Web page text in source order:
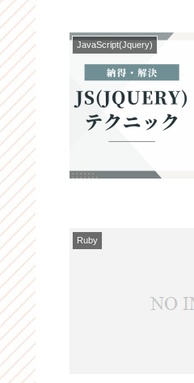
JavaScript(Jquery)
Ruby